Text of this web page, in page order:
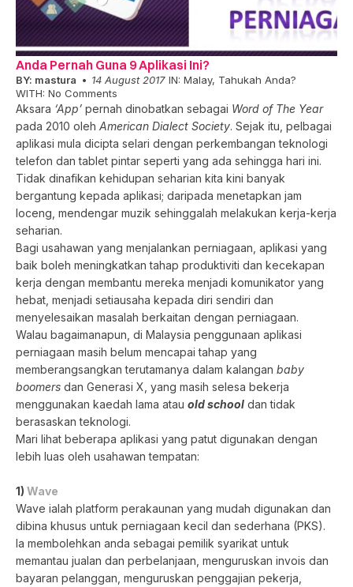
Anda Pernah Guna 9 Aplikasi Ini?
BY: mastura 14 August 2017 IN: Malay, Tahukah Anda?
WITH: No Comments
Aksara ‘App’ pernah dinobatkan sebagai Word of The Year
pada 2010 oleh American Dialect Society. Sejak itu, pelbagai
aplikasi mula dicipta selari dengan perkembangan teknologi
telefon dan tablet pintar seperti yang ada sehingga hari ini.
Tidak dinafikan kehidupan seharian kita kini banyak
bergantung kepada aplikasi; daripada menetapkan jam
loceng, mendengar muzik sehinggalah melakukan kerja-kerja
seharian.
Bagi usahawan yang menjalankan perniagaan, aplikasi yang
baik boleh meningkatkan tahap produktiviti dan kecekapan
kerja dengan membantu mereka menjadi komunikator yang
hebat, menjadi setiausaha kepada diri sendiri dan
menyelesaikan masalah berkaitan dengan perniagaan.
Walau bagaimanapun, di Malaysia penggunaan aplikasi
perniagaan masih belum mencapai tahap yang
memberangsangkan terutamanya dalam kalangan baby
boomers dan Generasi X, yang masih selesa bekerja
menggunakan kaedah lama atau old school dan tidak
berasaskan teknologi.
Mari lihat beberapa aplikasi yang patut digunakan dengan
lebih luas oleh usahawan tempatan:
1) Wave
Wave ialah platform perakaunan yang mudah digunakan dan
dibina khusus untuk perniagaan kecil dan sederhana (PKS).
Ia membolehkan anda sebagai pemilik syarikat untuk
memantau jualan dan perbelanjaan, menguruskan invois dan
bayaran pelanggan, menguruskan penggajian pekerja,